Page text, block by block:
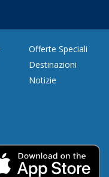
Offerte Speciali
Destinazioni
Notizie